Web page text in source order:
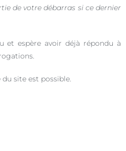
de votre débarras si ce dernier
et espère avoir déjà répondu à
site est possible.